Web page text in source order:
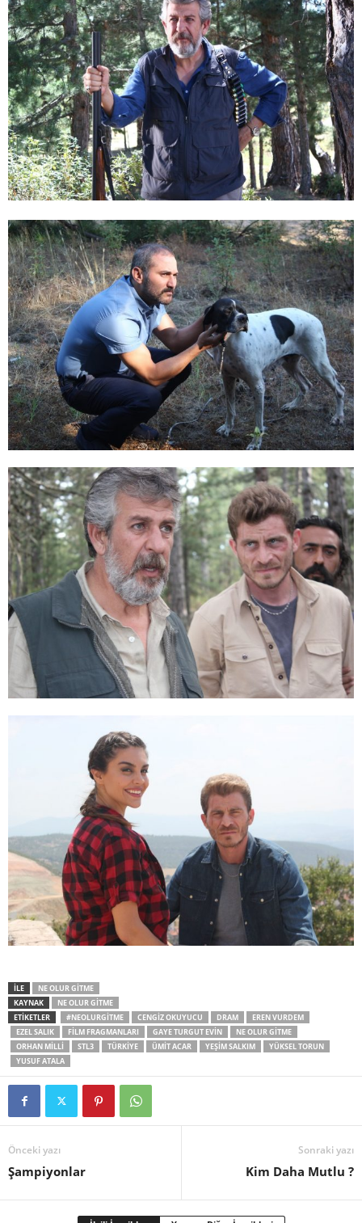
İLE
NE OLUR GITME
KAYNAK
NE OLUR GITME
ETİKETLER
#NEOLURGITME CENGIZ OKUYUCU DRAM
EREN VURDEM
EZEL SALIK
FILM FRAGMANLARI GAYE TURGUT EVIN
NE OLUR GITME
ORHAN MILLI
STL3 TÜRKİYE ÜMIT ACAR YEŞIM SALKIM
YÜKSEL TORUN
YUSUF ATALA
Önceki yazı
Şampiyonlar
Sonraki yazı
Kim Daha Mutlu ?